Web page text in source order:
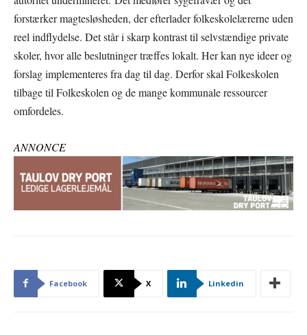
forstærker magtesløsheden, der efterlader folkeskolelærerne uden
reel indflydelse. Det står i skarp kontrast til selvstændige private
skoler, hvor alle beslutninger træffes lokalt. Her kan nye ideer og
forslag implementeres fra dag til dag. Derfor skal Folkeskolen
tilbage til Folkeskolen og de mange kommunale ressourcer
omfordeles.
ANNONCE
Facebook X Linkedin